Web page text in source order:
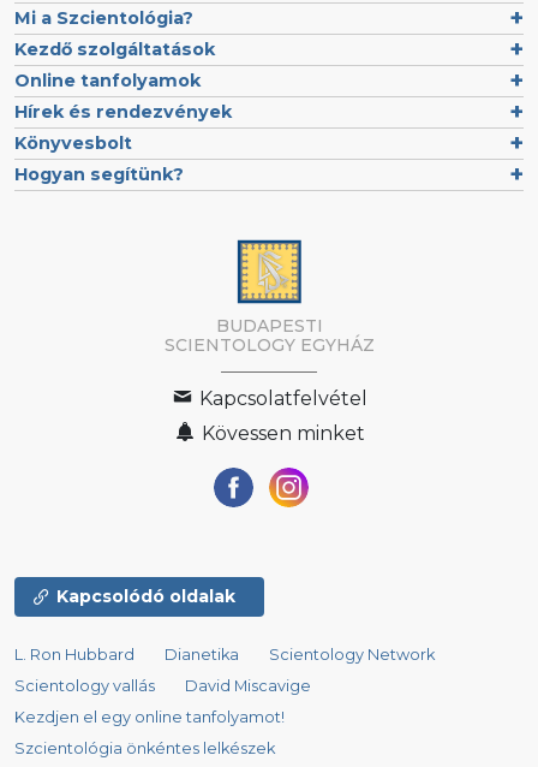
Mi a Szcientológia?
Kezdő szolgáltatások
Online tanfolyamok
Hírek és rendezvények
Könyvesbolt
Hogyan segítünk?
BUDAPESTI
SCIENTOLOGY EGYHÁZ
Kapcsolatfelvétel
Kövessen minket
Kapcsolódó oldalak
L. Ron Hubbard Dianetika
Scientology Network
Scientology vallás
David Miscavige
Kezdjen el egy online tanfolyamot!
Szcientológia önkéntes lelkészek